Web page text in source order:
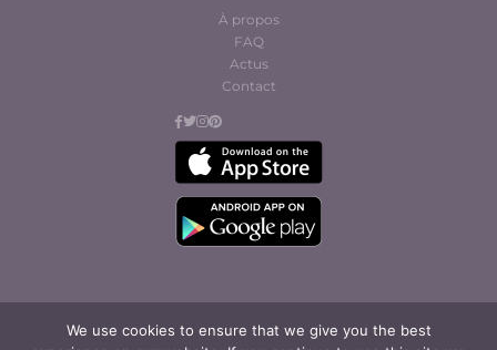
We use cookies to ensure that we give you the best
À propos
FAQ
Actus
Contact